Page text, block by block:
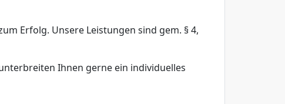
Erfolg. Unsere Leistungen sind gem. § 4,
Ihnen gerne ein individuelles